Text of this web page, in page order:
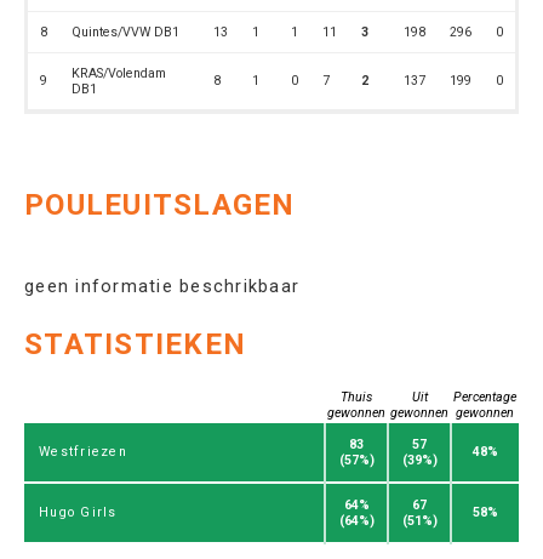
8 Quintes/VVW DB1 13 1 1 11 3 198 296 0
9
KRAS/Volendam
DB1
8 1 0 7 2 137 199 0
POULEUITSLAGEN
geen informatie beschrikbaar
STATISTIEKEN
Thuis
gewonnen
Uit
gewonnen
Percentage
gewonnen
Westfriezen
83
(57%)
57
(39%)
48%
Hugo Girls
64%
(64%)
67
(51%)
58%